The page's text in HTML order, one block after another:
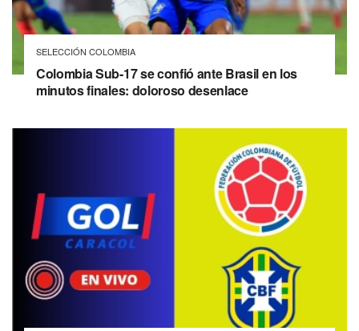
SELECCIÓN COLOMBIA
Colombia Sub-17 se confió ante Brasil en los
minutos finales: doloroso desenlace